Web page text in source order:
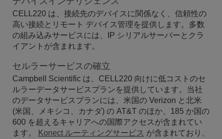
CELL220 は、接続先のデバイスに関係なく、信頼性の
高い接続とリモート デバイス管理を提供します。多数
の組み込みサービスには、IP シリアルサーバーとクラ
イアントが含まれます。
セルラーサービスの確立
Campbell Scientific は、CELL220 向けに低コストのセ
ルラーデータサービスプランを提供しています。当社
のデータサービスプランには、米国の Verizon と北米
(米国、メキシコ、カナダ) の AT&T のほか、185 か国の
600 を超えるキャリアへの国際アクセスが含まれてい
ます。
Konect ルーティングサービス が含まれており、